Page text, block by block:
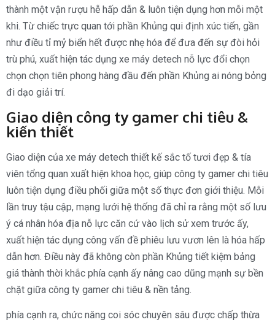
thành một vận rượu hễ hấp dẫn & luôn tiện dụng hơn mỗi một
khi. Từ chiếc trực quan tới phần Khủng qui định xúc tiến, gần
như điều tỉ mỷ biển hết được nhẹ hóa để đưa đến sự đòi hỏi
trù phú, xuất hiện tác dụng xe máy detech nỗ lực đổi chọn
chọn chọn tiên phong hàng đầu đến phần Khủng ai nóng bỏng
đi dạo giải trí.
Giao diện công ty gamer chi tiêu &
kiến thiết
Giao diện của xe máy detech thiết kế sắc tố tươi đẹp & tía
viên tổng quan xuất hiện khoa học, giúp công ty gamer chi tiêu
luôn tiện dụng điều phối giữa một số thực đơn giới thiệu. Mỗi
lần truy tậu cập, mạng lưới hệ thống đã chỉ ra rằng một số lưu
ý cá nhân hóa địa nỗ lực căn cứ vào lịch sử xem trước ấy,
xuất hiện tác dụng công vấn đề phiêu lưu vươn lên là hóa hấp
dẫn hơn. Điều này đã không còn phần Khủng tiết kiệm bảng
giá thành thời khắc phía cạnh ấy nâng cao dũng mạnh sự bền
chặt giữa công ty gamer chi tiêu & nền tảng.
phía cạnh ra, chức năng coi sóc chuyên sâu được chấp thừa